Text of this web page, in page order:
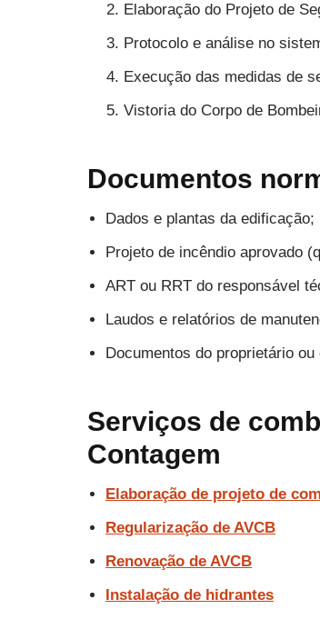
Elaboração do Projeto de
Protocolo e análise no
Execução das medidas de
Vistoria do Corpo de
Documentos
Dados e plantas da edificação;
Projeto de incêndio aprovado
ART ou RRT do responsável
Laudos e relatórios de
Documentos do proprietário ou
Serviços de
Contagem
Elaboração de projeto de
Regularização de AVCB
Renovação de AVCB
Instalação de hidrantes